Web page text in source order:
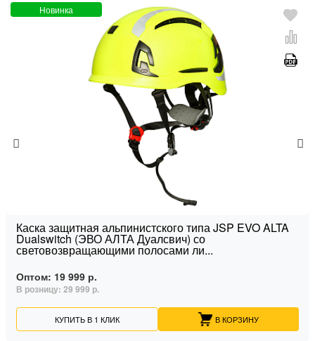
Новинка
Каска защитная альпинистского типа JSP EVO ALTA
Dualswitch (ЭВО АЛТА Дуалсвич) со
световозвращающими полосами ли...
Оптом: 19 999 р.
В розницу: 29 999 р.
КУПИТЬ В 1 КЛИК В КОРЗИНУ